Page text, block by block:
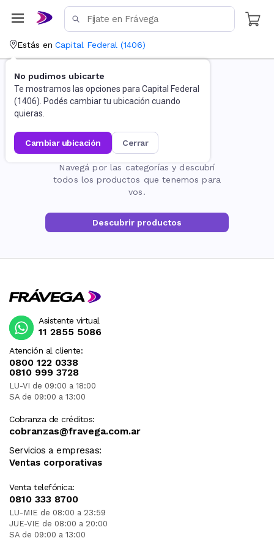
Estás en Capital Federal (1406)
No pudimos ubicarte
Te mostramos las opciones para Capital Federal
(1406). Podés cambiar tu ubicación cuando
quieras.
cambiar ubicación cerrar
La página no existe
Navegá por las categorías y descubrí
todos los productos que tenemos para
vos.
Descubrir productos
Atención al cliente:
0800 122 0338
0810 999 3728
LU-VI de 09:00 a 18:00
SA de 09:00 a 13:00
Cobranza de créditos:
cobranzas@fravega.com.ar
Servicios a empresas:
Ventas corporativas
Venta telefónica:
0810 333 8700
LU-MIE de 08:00 a 23:59
JUE-VIE de 08:00 a 20:00
SA de 09:00 a 13:00
Asistente virtual
11 2855 5086